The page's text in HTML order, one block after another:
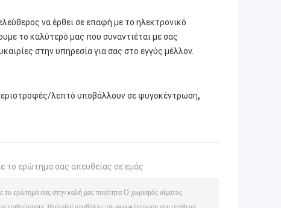
να έρθει σε επαφή με το ηλεκτρονικό
το καλύτερό μας που συναντιέται με σας
στην υπηρεσία για σας στο εγγύς μέλλον.
λεπτό υποβάλλουν σε φυγοκέντρωση,
το ερώτημά σας απευθείας σε εμάς